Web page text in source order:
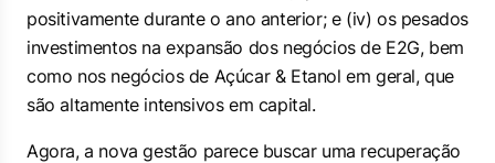
positivamente durante o ano anterior; e (iv) os pesados
investimentos na expansão dos negócios de E2G, bem
como nos negócios de Açúcar & Etanol em geral, que
são altamente intensivos em capital.
Agora, a nova gestão parece buscar uma recuperação